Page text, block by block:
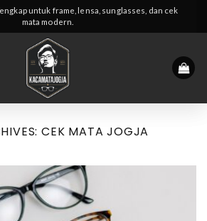
untuk frame, lensa, sunglasses, dan cek
mata modern.
CEK MATA JOGJA